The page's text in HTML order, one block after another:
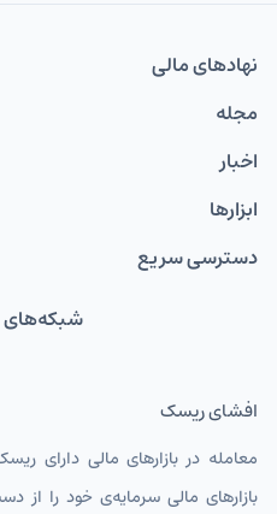
نهاد‌های مالی
مجله
اخبار
ابزارها
دسترسی سریع
شبکه‌های
افشای ریسک
معامله در بازارهای مالی دارای
بازارهای مالی سرمایه‌ی خود را